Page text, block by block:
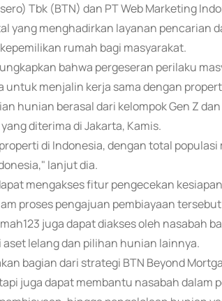
Tbk (BTN) dan PT Web Marketing
yang menghadirkan layanan pencarian
rumah bagi masyarakat.
bahwa pergeseran perilaku
menjalin kerja sama dengan
hunian berasal dari kelompok Gen Z
diterima di Jakarta, Kamis.
di Indonesia, dengan total populasi
lanjut dia.
mengakses fitur pengecekan
proses pengajuan pembiayaan
juga dapat diakses oleh nasabah
aset lelang dan pilihan hunian lainnya.
bagian dari strategi BTN Beyond
juga dapat membantu nasabah dalam